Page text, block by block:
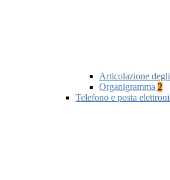
Articolazione
Organigramma 2
Telefono e posta